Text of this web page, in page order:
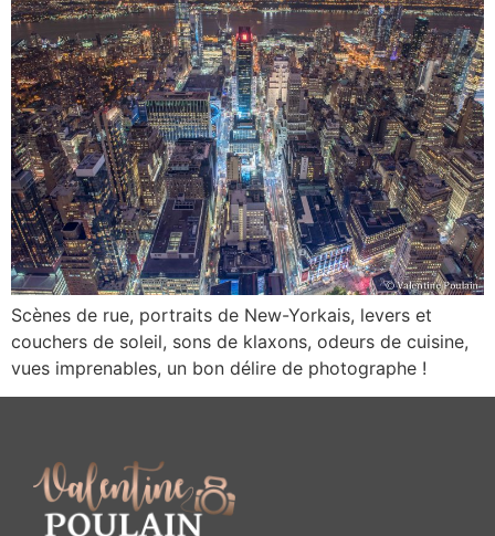
Scènes de rue, portraits de New-Yorkais, levers et
couchers de soleil, sons de klaxons, odeurs de cuisine,
vues imprenables, un bon délire de photographe !